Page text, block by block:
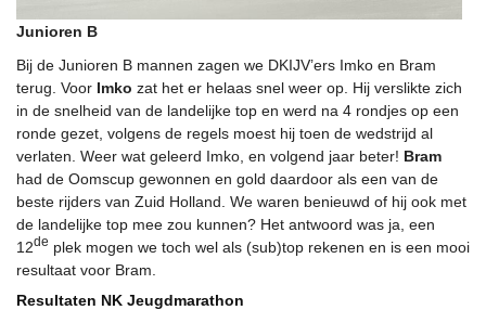
Junioren B
Bij de Junioren B mannen zagen we DKIJV’ers Imko en Bram
terug. Voor Imko zat het er helaas snel weer op. Hij verslikte zich
in de snelheid van de landelijke top en werd na 4 rondjes op een
ronde gezet, volgens de regels moest hij toen de wedstrijd al
verlaten. Weer wat geleerd Imko, en volgend jaar beter! Bram
had de Oomscup gewonnen en gold daardoor als een van de
beste rijders van Zuid Holland. We waren benieuwd of hij ook met
de landelijke top mee zou kunnen? Het antwoord was ja, een
12de plek mogen we toch wel als (sub)top rekenen en is een mooi
resultaat voor Bram.
Resultaten NK Jeugdmarathon